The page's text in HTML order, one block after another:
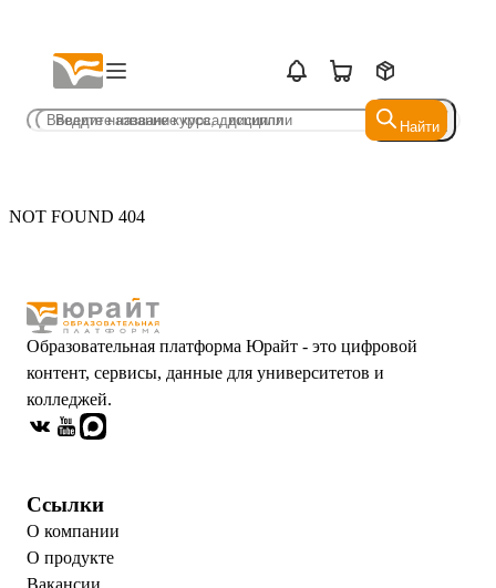
Найти
Найти
NOT FOUND 404
Образовательная платформа Юрайт - это цифровой
контент, сервисы, данные для университетов и
колледжей.
Ссылки
О компании
О продукте
Вакансии